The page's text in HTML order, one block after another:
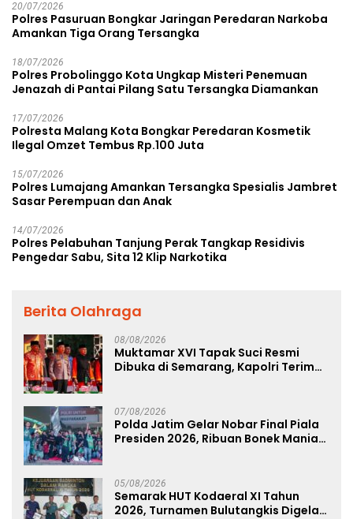
20/07/2026
Polres Pasuruan Bongkar Jaringan Peredaran Narkoba
Amankan Tiga Orang Tersangka
18/07/2026
Polres Probolinggo Kota Ungkap Misteri Penemuan
Jenazah di Pantai Pilang Satu Tersangka Diamankan
17/07/2026
Polresta Malang Kota Bongkar Peredaran Kosmetik
Ilegal Omzet Tembus Rp.100 Juta
15/07/2026
Polres Lumajang Amankan Tersangka Spesialis Jambret
Sasar Perempuan dan Anak
14/07/2026
Polres Pelabuhan Tanjung Perak Tangkap Residivis
Pengedar Sabu, Sita 12 Klip Narkotika
Berita Olahraga
08/08/2026
Muktamar XVI Tapak Suci Resmi
Dibuka di Semarang, Kapolri Terima
07/08/2026
Polda Jatim Gelar Nobar Final Piala
Presiden 2026, Ribuan Bonek Mania
05/08/2026
Semarak HUT Kodaeral XI Tahun
2026, Turnamen Bulutangkis Digelar